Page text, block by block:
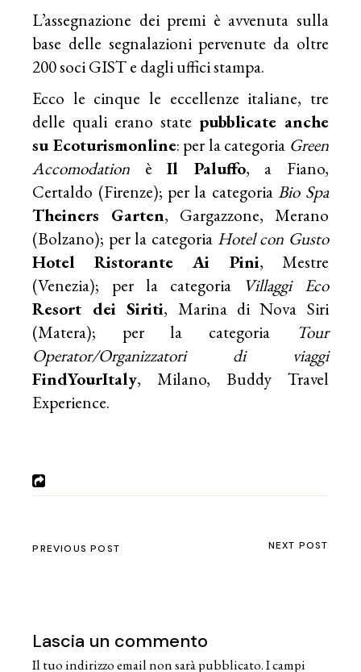
L’assegnazione dei premi è avvenuta sulla
base delle segnalazioni pervenute da oltre
200 soci GIST e dagli uffici stampa.
Ecco le cinque le eccellenze italiane, tre
delle quali erano state pubblicate anche
su Ecoturismonline: per la categoria Green
Accomodation èIl Paluffo, a Fiano,
Certaldo (Firenze); per la categoriaBio Spa
Theiners Garten, Gargazzone, Merano
(Bolzano); per la categoria Hotel con Gusto
Hotel Ristorante Ai Pini, Mestre
(Venezia); per la categoria Villaggi Eco
Resort dei Siriti, Marina di Nova Siri
(Matera); per la categoria
Tour
Operator/Organizzatori di viaggi
FindYourItaly, Milano, Buddy Travel
Experience.
PREVIOUS POST NEXT POST
Lascia un commento
Il tuo indirizzo email non sarà pubblicato.I campi